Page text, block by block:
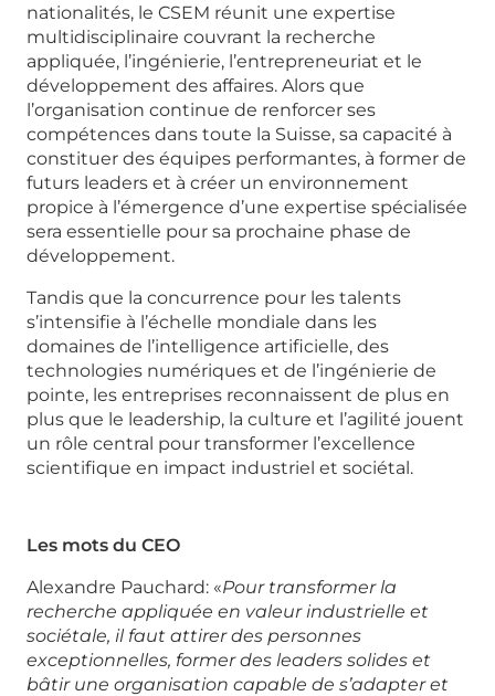
nationalités, le CSEM réunit une expertise
multidisciplinaire couvrant la recherche
appliquée, l’ingénierie, l’entrepreneuriat et le
développement des affaires. Alors que
l’organisation continue de renforcer ses
compétences dans toute la Suisse, sa capacité à
constituer des équipes performantes, à former de
futurs leaders et à créer un environnement
propice à l’émergence d’une expertise spécialisée
sera essentielle pour sa prochaine phase de
développement.
Tandis que la concurrence pour les talents
s’intensifie à l’échelle mondiale dans les
domaines de l’intelligence artificielle, des
technologies numériques et de l’ingénierie de
pointe, les entreprises reconnaissent de plus en
plus que le leadership, la culture et l’agilité jouent
un rôle central pour transformer l’excellence
scientifique en impact industriel et sociétal.
Les mots du CEO
Alexandre Pauchard: «Pour transformer la
recherche appliquée en valeur industrielle et
sociétale, il faut attirer des personnes
exceptionnelles, former des leaders solides et
bâtir une organisation capable de s’adapter et